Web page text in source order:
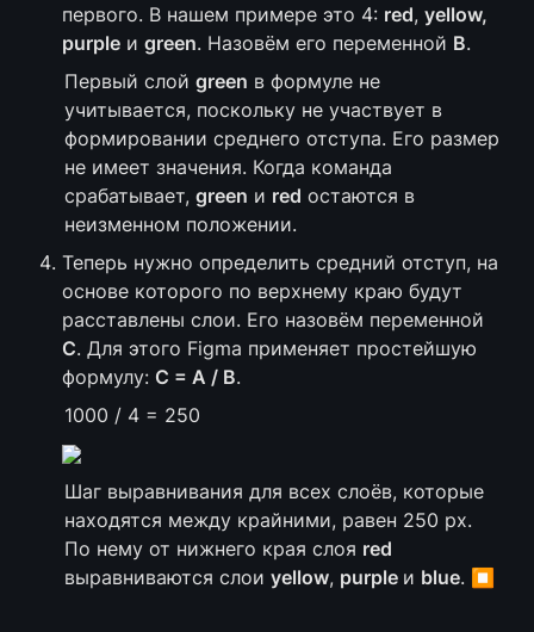
первого. В нашем примере это 4: red, yellow,
purple и green. Назовём его переменной B.
Первый слой green в формуле не
учитывается, поскольку не участвует в
формировании среднего отступа. Его размер
не имеет значения. Когда команда
срабатывает, green и red остаются в
неизменном положении.
Теперь нужно определить средний отступ, на
основе которого по верхнему краю будут
C. Для этого Figma применяет простейшую
формулу: C = A / B.
1000 / 4 = 250
Шаг выравнивания для всех слоёв, которые
находятся между крайними, равен 250 px.
По нему от нижнего края слоя red
выравниваются слои yellow, purple и blue. ⏹️